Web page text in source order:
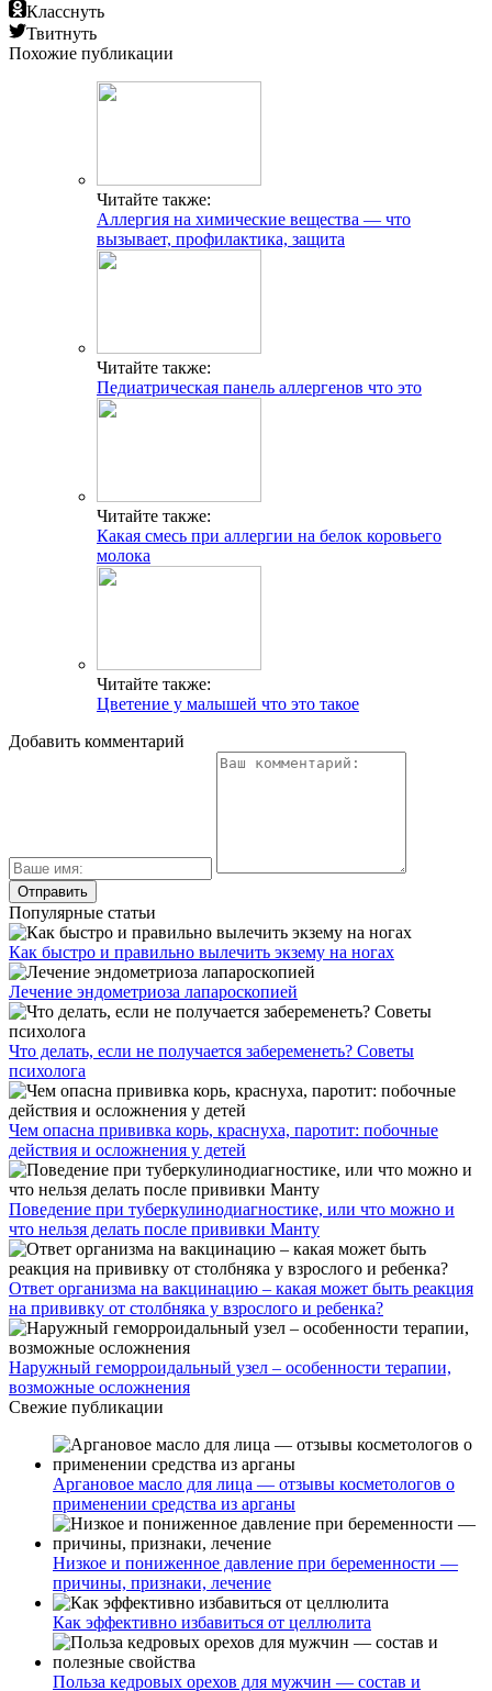
Класснуть
Твитнуть
Похожие публикации
Читайте также:
Аллергия на химические вещества — что
вызывает, профилактика, защита
Читайте также:
Педиатрическая панель аллергенов что это
Читайте также:
Какая смесь при аллергии на белок коровьего
молока
Читайте также:
Цветение у малышей что это такое
Добавить комментарий
Популярные статьи
Как быстро и правильно вылечить экзему на ногах
Лечение эндометриоза лапароскопией
Что делать, если не получается забеременеть? Советы
психолога
Чем опасна прививка корь, краснуха, паротит: побочные
действия и осложнения у детей
Поведение при туберкулинодиагностике, или что можно и
что нельзя делать после прививки Манту
Ответ организма на вакцинацию – какая может быть реакция
на прививку от столбняка у взрослого и ребенка?
Наружный геморроидальный узел – особенности терапии,
возможные осложнения
Свежие публикации
Аргановое масло для лица — отзывы косметологов о
применении средства из арганы
Низкое и пониженное давление при беременности —
причины, признаки, лечение
Как эффективно избавиться от целлюлита
Польза кедровых орехов для мужчин — состав и